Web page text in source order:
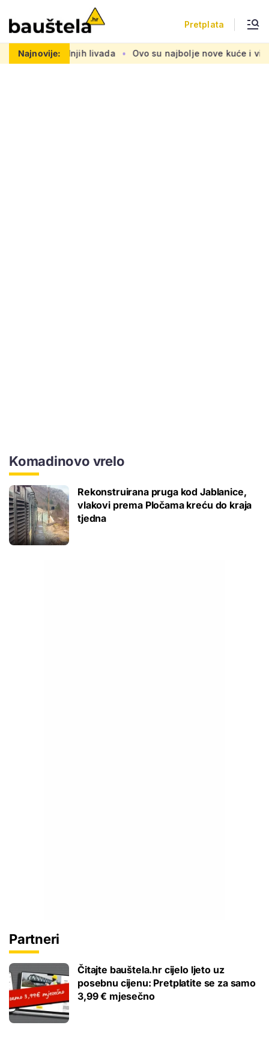
Pretplata
Najnovije:
posljednjih livada Ovo su najbolje nove kuće i vile na
Komadinovo vrelo
Rekonstruirana pruga kod Jablanice,
vlakovi prema Pločama kreću do kraja
tjedna
Partneri
Čitajte bauštela.hr cijelo ljeto uz
posebnu cijenu: Pretplatite se za samo
3,99 € mjesečno